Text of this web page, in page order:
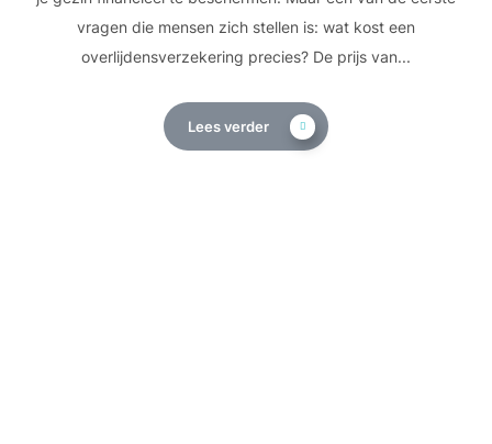
vragen die mensen zich stellen is: wat kost een
overlijdensverzekering precies? De prijs van...
Lees verder